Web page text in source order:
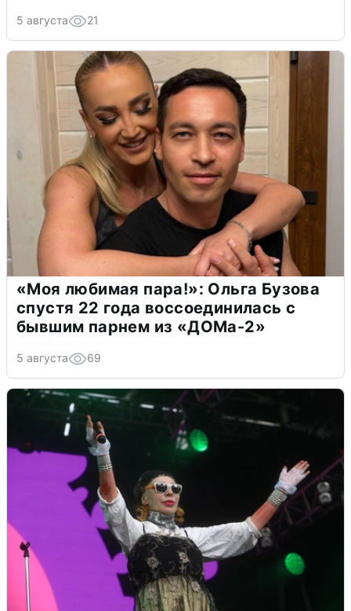
5 августа 21
«Моя любимая пара!»: Ольга Бузова
спустя 22 года воссоединилась с
бывшим парнем из «ДОМа-2»
5 августа 69